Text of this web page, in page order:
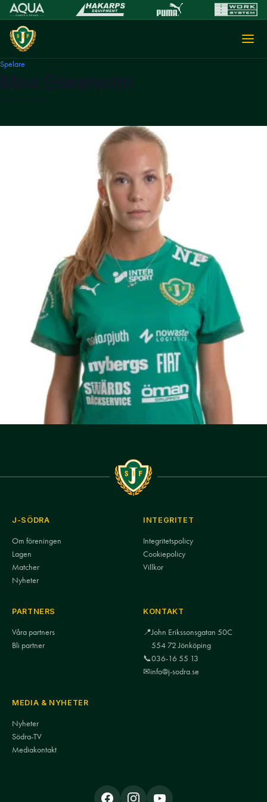
Spelare
J-SÖDRA
Om föreningen
Lagen
Matcher
Nyheter
INTEGRITET
Integritetspolicy
Cookiepolicy
Villkor
PARTNERS
Våra partners
Bli partner
KONTAKT
📍John Erikssonsgatan 50C
554 72 Jönköping
📞036-16 55 13
✉info@j-sodra.se
MEDIA & NYHETER
Nyheter
Södra-TV
Mediakontakt